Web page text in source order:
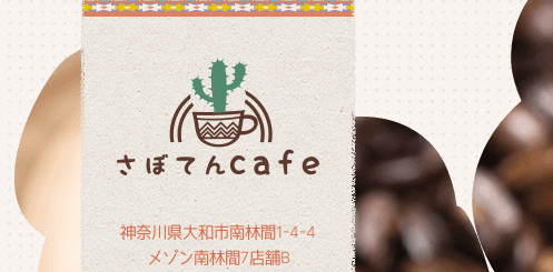
神奈川県大和市南林間1-4-4
メゾン南林間7店舗B